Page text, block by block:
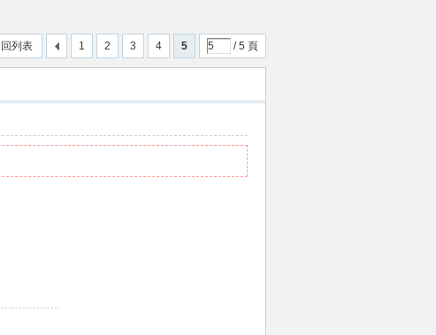
1 2 3 4 5 / 5 頁
列表